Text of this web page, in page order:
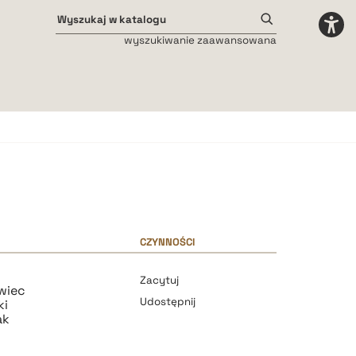
wyszukiwanie zaawansowana
CZYNNOŚCI
Zacytuj
Udostępnij